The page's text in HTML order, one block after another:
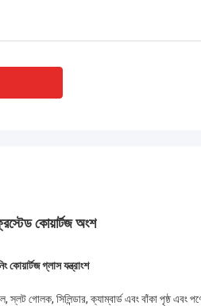
কোয়ার্টজ অংশ
কোয়ার্টজ গ্লাস যন্ত্রাংশ
গোলক, সিলিন্ডার, ক্যাম্বার্ড এবং বাঁকা পৃষ্ঠ এবং